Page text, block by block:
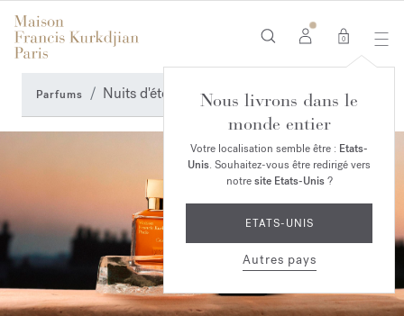
0
Nous livrons dans le
monde entier
Votre localisation semble être : Etats-
Unis. Souhaitez-vous être redirigé vers
notresite Etats-Unis?
ETATS-UNIS
Autres pays
Parfums Nuits d'été